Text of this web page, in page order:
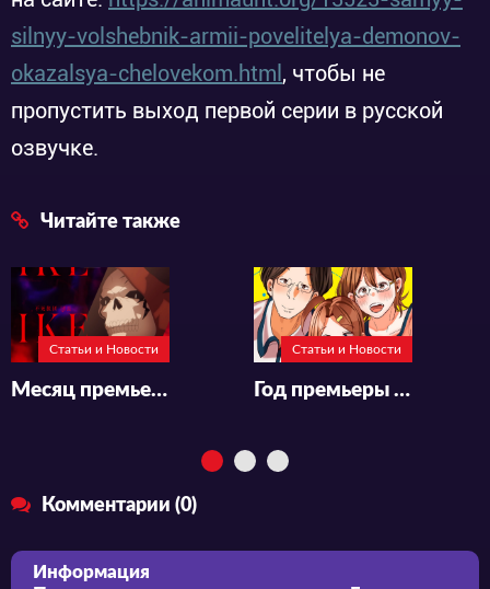
silnyy-volshebnik-armii-povelitelya-demonov-
okazalsya-chelovekom.html , чтобы не
пропустить выход первой серии в русской
озвучке.
Читайте также
Статьи и Новости
Месяц премьеры и трейлер аниме «Maougun Saikyou no Majutsushi wa Ningen datta»
Статьи и Новости
Год премьеры и персонал аниме «Tsuma, Shougakusei ni Naru»
Комментарии (0)
Информация